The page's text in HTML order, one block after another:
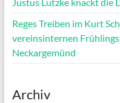
Reges Treiben im Kurt
vereinsinternen
Neckargemünd
Archiv